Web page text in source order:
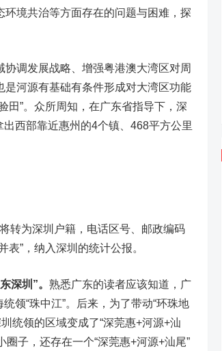
境共治等方面存在的问题与困难，探
调发展战略、增强粤港澳大湾区对周
河源有基础有条件形成对大湾区功能
田”。众所周知，在广东省指导下，深
西部靠近惠州的4个镇、468平方公里
转为深圳户籍，电话区号、邮政编码
”，纳入深圳的统计公报。
深圳”。 熟悉广东的读者应该知道，广
领“珠中江”。后来，为了带动“环珠地
统领的区域变成了“深莞惠+河源+汕
圈子，还存在一个“深莞惠+河源+汕尾”